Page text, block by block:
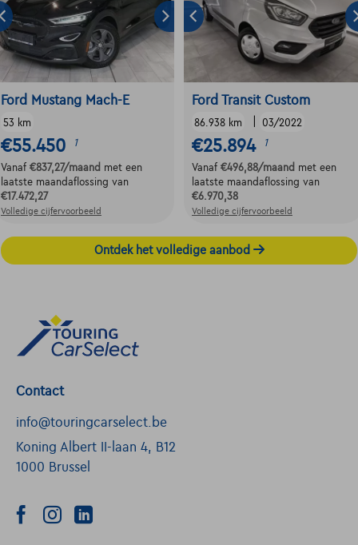
Ford Mustang Mach-E
53 km
€55.450 1
Vanaf €837,27/maand met een
laatste maandaflossing van
€17.472,27
Volledige cijfervoorbeeld
Ford Transit Custom
86.938 km 03/2022
€25.894 1
Vanaf €496,88/maand met een
laatste maandaflossing van
€6.970,38
Volledige cijfervoorbeeld
Ontdek het volledige aanbod
Contact
info@touringcarselect.be
Koning Albert II-laan 4, B12
1000 Brussel